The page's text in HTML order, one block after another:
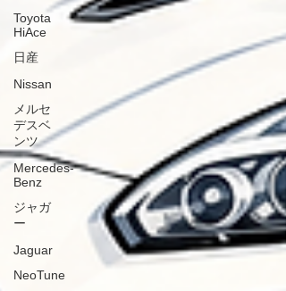
Toyota
HiAce
日産
Nissan
メルセ
デスベ
ンツ
Mercedes-
Benz
ジャガ
ー
Jaguar
NeoTune